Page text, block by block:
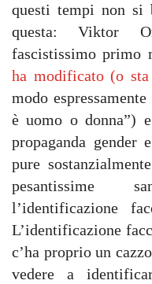
questi tempi non
questa: Viktor
fascistissimo primo
ha modificato (o
modo
è uomo o donna”)
propaganda
pure
pesantissime
l’identificazione
L’identificazione
c’ha proprio un
vedere a